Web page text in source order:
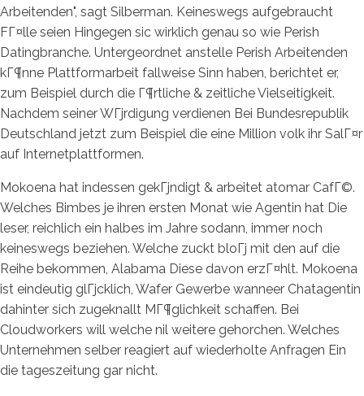
Arbeitenden", sagt Silberman. Keineswegs aufgebraucht
FГ¤lle seien Hingegen sic wirklich genau so wie Perish
Datingbranche. Untergeordnet anstelle Perish Arbeitenden
kГ¶nne Plattformarbeit fallweise Sinn haben, berichtet er,
zum Beispiel durch die Г¶rtliche & zeitliche Vielseitigkeit.
Nachdem seiner WГјrdigung verdienen Bei Bundesrepublik
Deutschland jetzt zum Beispiel die eine Million volk ihr SalГ¤r
auf Internetplattformen.
Mokoena hat indessen gekГјndigt & arbeitet atomar CafГ©.
Welches Bimbes je ihren ersten Monat wie Agentin hat Die
leser, reichlich ein halbes im Jahre sodann, immer noch
keineswegs beziehen. Welche zuckt bloГј mit den auf die
Reihe bekommen, Alabama Diese davon erzГ¤hlt. Mokoena
ist eindeutig glГјcklich, Wafer Gewerbe wanneer Chatagentin
dahinter sich zugeknallt MГ¶glichkeit schaffen. Bei
Cloudworkers will welche nil weitere gehorchen. Welches
Unternehmen selber reagiert auf wiederholte Anfragen Ein
die tageszeitung gar nicht.